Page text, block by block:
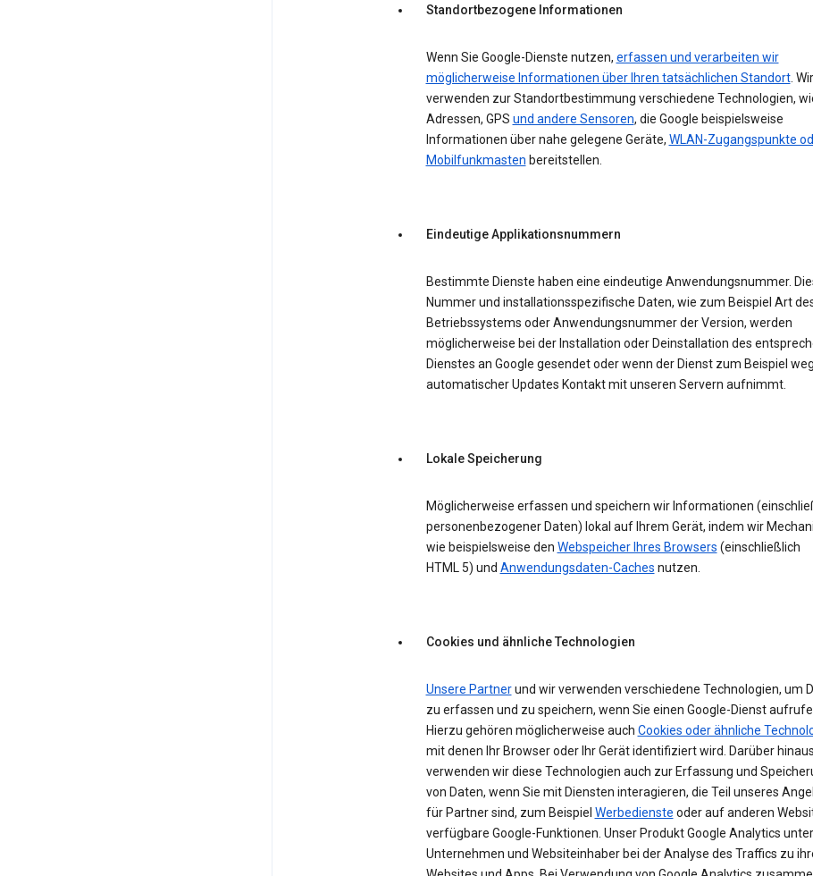
Standortbezogene Informationen
Wenn Sie Google-Dienste nutzen, erfassen und verarbeiten wir
möglicherweise Informationen über Ihren tatsächlichen Standort. Wir
verwenden zur Standortbestimmung verschiedene Technologien,
Adressen, GPS und andere Sensoren, die Google beispielsweise
Informationen über nahe gelegene Geräte, WLAN-Zugangspunkte
Mobilfunkmasten bereitstellen.
Eindeutige Applikationsnummern
Bestimmte Dienste haben eine eindeutige Anwendungsnummer.
Nummer und installationsspezifische Daten, wie zum Beispiel Art
Betriebssystems oder Anwendungsnummer der Version, werden
möglicherweise bei der Installation oder Deinstallation des
Dienstes an Google gesendet oder wenn der Dienst zum Beispiel
automatischer Updates Kontakt mit unseren Servern aufnimmt.
Lokale Speicherung
Möglicherweise erfassen und speichern wir Informationen
personenbezogener Daten) lokal auf Ihrem Gerät, indem wir
wie beispielsweise den Webspeicher Ihres Browsers (einschließlich
HTML 5) und Anwendungsdaten-Caches nutzen.
Cookies und ähnliche Technologien
Unsere Partnerund wir verwenden verschiedene Technologien, um
zu erfassen und zu speichern, wenn Sie einen Google-Dienst
Hierzu gehören möglicherweise auch Cookies oder ähnliche
mit denen Ihr Browser oder Ihr Gerät identifiziert wird. Darüber hinaus
verwenden wir diese Technologien auch zur Erfassung und
von Daten, wenn Sie mit Diensten interagieren, die Teil unseres
für Partner sind, zum Beispiel Werbedienste oder auf anderen
verfügbare Google-Funktionen. Unser Produkt Google Analytics
Unternehmen und Websiteinhaber bei der Analyse des Traffics zu